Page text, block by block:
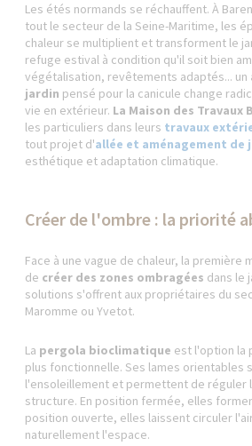
Les étés normands se réchauffent. À
tout le secteur de la Seine-Maritime, les
chaleur se multiplient et transforment le
refuge estival à condition qu'il soit bien
végétalisation, revêtements adaptés... un
jardin pensé pour la canicule change
vie en extérieur. La Maison des Travaux
les particuliers dans leurs travaux
tout projet d'allée et aménagement de
esthétique et adaptation climatique.
Créer de l'ombre : la priorité
Face à une vague de chaleur, la première
de créer des zones ombragées dans le
solutions s'offrent aux propriétaires du
Maromme ou Yvetot.
La pergola bioclimatique est l'option la
plus fonctionnelle. Ses lames orientables
l'ensoleillement et permettent de réguler
structure. En position fermée, elles
position ouverte, elles laissent circuler
naturellement l'espace.